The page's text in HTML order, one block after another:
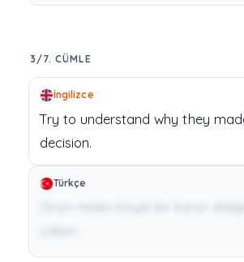
3/7. CÜMLE
İngilizce
Try to understandwhy they
decision.
Türkçe